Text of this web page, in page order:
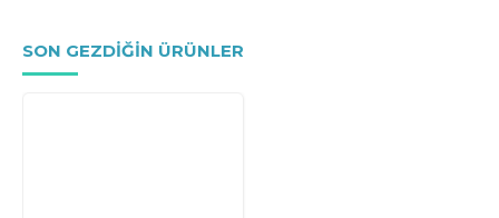
SON GEZDIĞIN ÜRÜNLER